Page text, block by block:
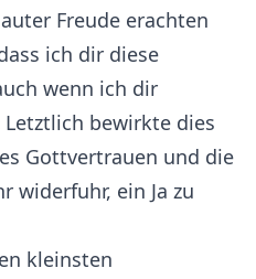
Freude erachten
ich dir diese
wenn ich dir
Letztlich bewirkte dies
Gottvertrauen und die
widerfuhr, ein Ja zu
kleinsten